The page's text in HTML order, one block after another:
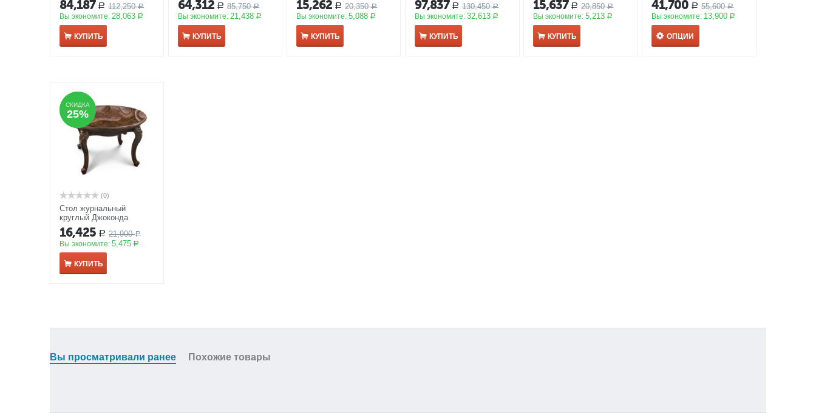
84,187 Р 112,250 Р
Вы экономите: 28,063 Р
КУПИТЬ
64,312 Р 85,750 Р
Вы экономите:21,438 Р
КУПИТЬ
15,262 Р 20,350 Р
Вы экономите:5,088 Р
КУПИТЬ
97,837 Р 130,450 Р
Вы экономите:32,613 Р
КУПИТЬ
15,637 Р 20,850 Р
Вы экономите:5,213 Р
КУПИТЬ
41,700 Р 55,600 Р
Вы экономите: 13,900 Р
ОПЦИИ
СКИДКА
25%
СКИДКА
25%
(0)
Стол журнальный
круглый Джоконда
корень дуба глянец
АКЦИЯ
16,425 Р 21,900 Р
Вы экономите: 5,475 Р
КУПИТЬ
Вы просматривали ранее Похожие товары